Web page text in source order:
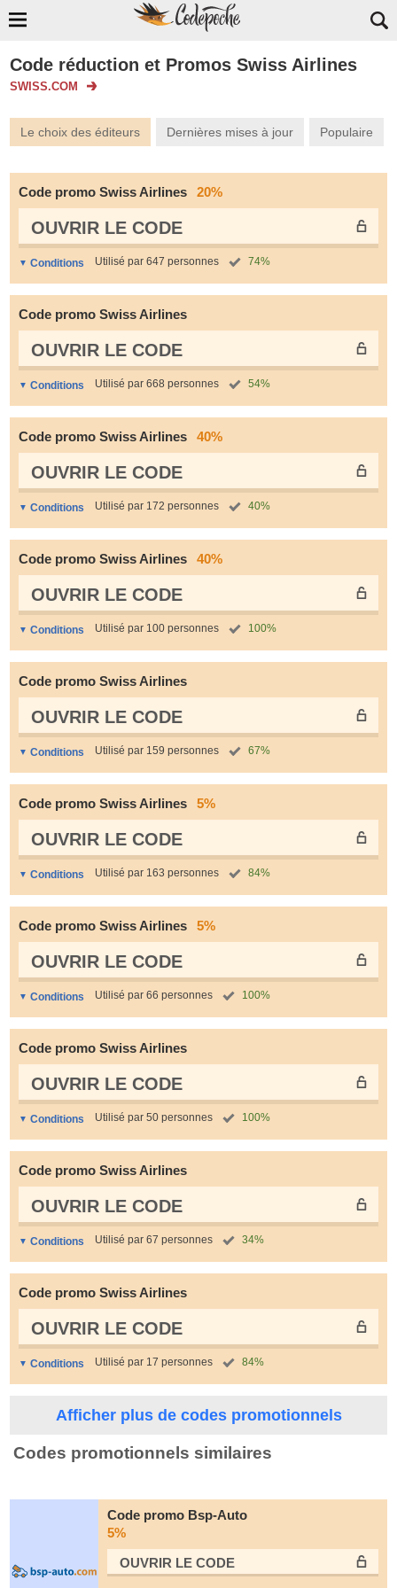
Code réduction et Promos Swiss Airlines
SWISS.COM
Le choix des éditeurs Dernières mises à jour Populaire
Code promo Swiss Airlines 20%
OUVRIR LE СODE
Conditions Utilisé par 647 personnes 74%
Code promo Swiss Airlines
OUVRIR LE СODE
Conditions Utilisé par 668 personnes 54%
Code promo Swiss Airlines 40%
OUVRIR LE СODE
Conditions Utilisé par 172 personnes 40%
Code promo Swiss Airlines 40%
OUVRIR LE СODE
Conditions Utilisé par 100 personnes 100%
Code promo Swiss Airlines
OUVRIR LE СODE
Conditions Utilisé par 159 personnes 67%
Code promo Swiss Airlines 5%
OUVRIR LE СODE
Conditions Utilisé par 163 personnes 84%
Code promo Swiss Airlines 5%
OUVRIR LE СODE
Conditions Utilisé par 66 personnes 100%
Code promo Swiss Airlines
OUVRIR LE СODE
Conditions Utilisé par 50 personnes 100%
Code promo Swiss Airlines
OUVRIR LE СODE
Conditions Utilisé par 67 personnes 34%
Code promo Swiss Airlines
OUVRIR LE СODE
Conditions Utilisé par 17 personnes 84%
Afficher plus de codes promotionnels
Codes promotionnels similaires
Code promo Bsp-Auto
5%
OUVRIR LE СODE